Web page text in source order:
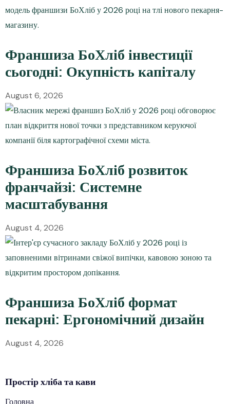
Франшиза БоХліб інвестиції
сьогодні: Окупність капіталу
August 6, 2026
Франшиза БоХліб розвиток
франчайзі: Системне
масштабування
August 4, 2026
Франшиза БоХліб формат
пекарні: Ергономічний дизайн
August 4, 2026
Простірхлібата кави
Головна